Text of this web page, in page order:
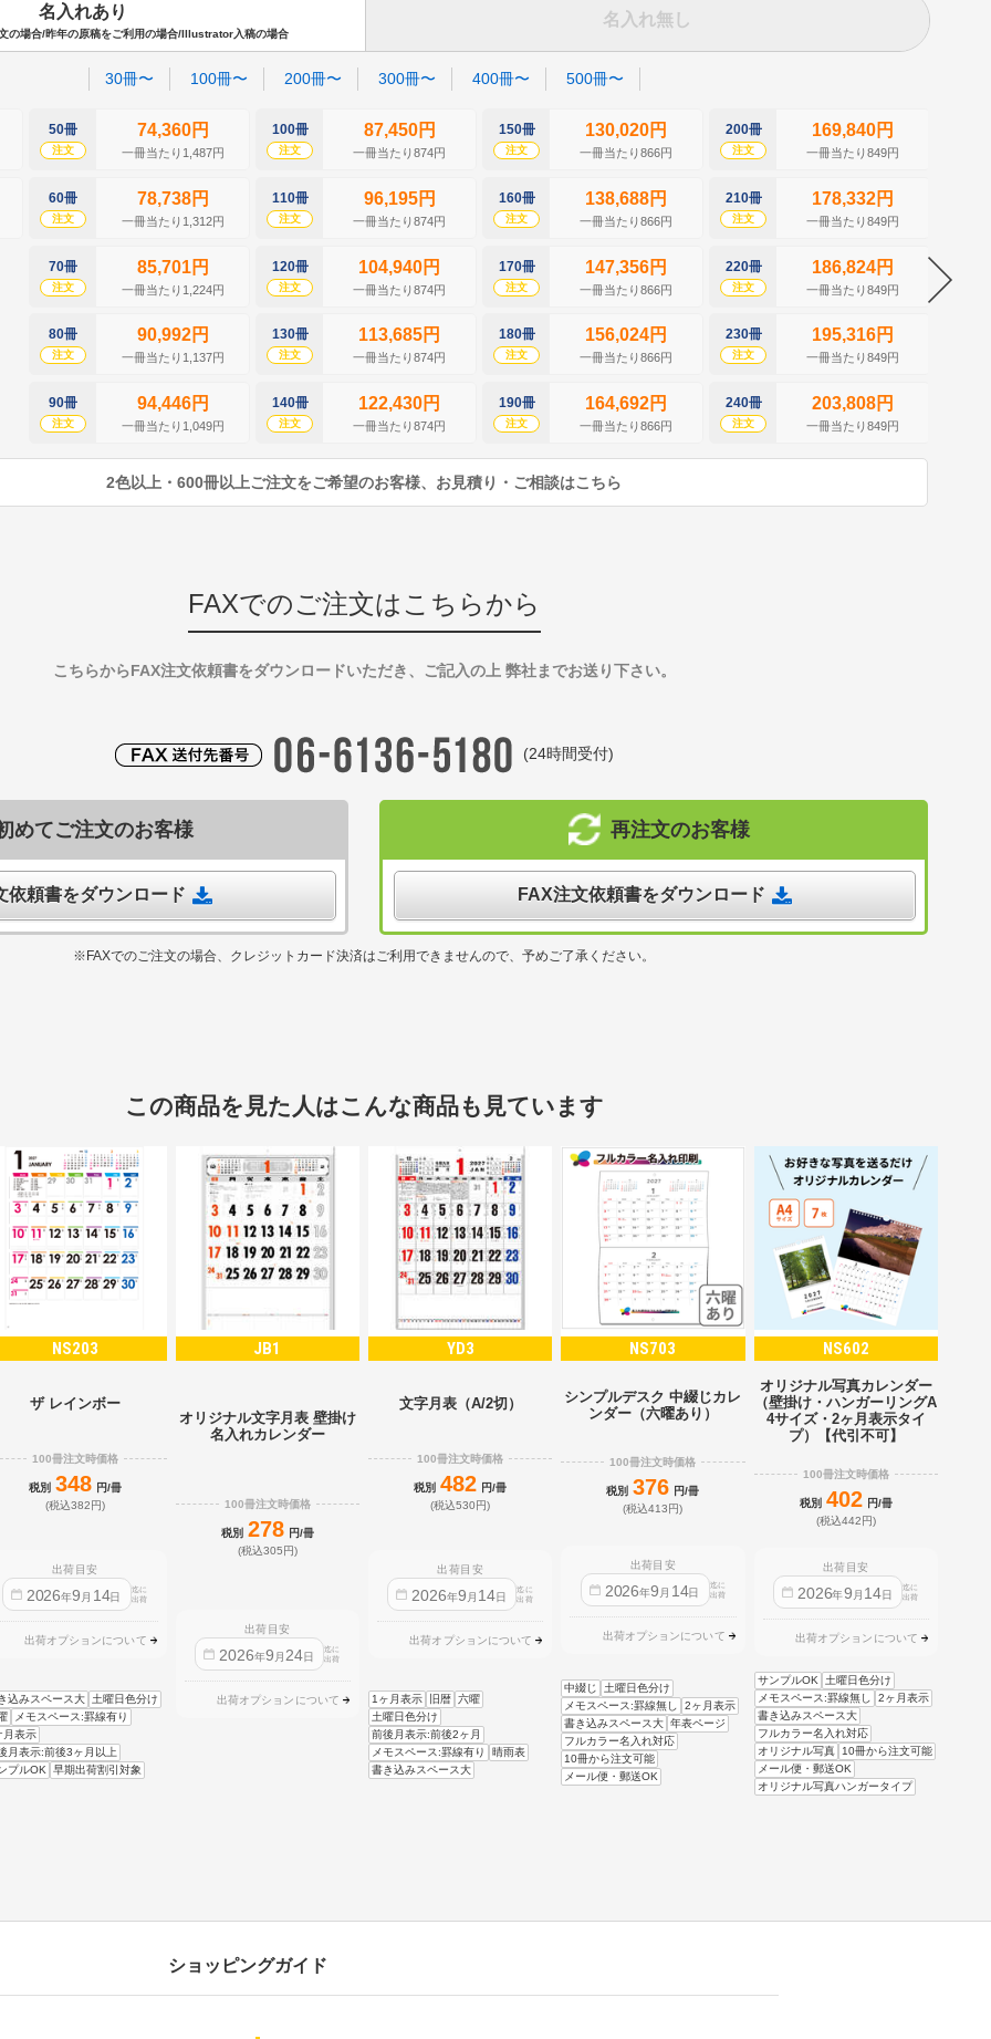
名入れあり
の場合/昨年の原稿をご利用の場合/Illustrator入稿の場合
名入れ無し
30冊〜 100冊〜 200冊〜 300冊〜 400冊〜 500冊〜
50冊
注文
74,360円
一冊当たり1,487円
60冊
注文
78,738円
一冊当たり1,312円
70冊
注文
85,701円
一冊当たり1,224円
80冊
注文
90,992円
一冊当たり1,137円
90冊
注文
94,446円
一冊当たり1,049円
100冊
注文
87,450円
一冊当たり874円
110冊
注文
96,195円
一冊当たり874円
120冊
注文
104,940円
一冊当たり874円
130冊
注文
113,685円
一冊当たり874円
140冊
注文
122,430円
一冊当たり874円
150冊
注文
130,020円
一冊当たり866円
160冊
注文
138,688円
一冊当たり866円
170冊
注文
147,356円
一冊当たり866円
180冊
注文
156,024円
一冊当たり866円
190冊
注文
164,692円
一冊当たり866円
200冊
注文
169,840円
一冊当たり849円
210冊
注文
178,332円
一冊当たり849円
220冊
注文
186,824円
一冊当たり849円
230冊
注文
195,316円
一冊当たり849円
240冊
注文
203,808円
一冊当たり849円
2色以上・600冊以上ご注文をご希望のお客様、お見積り・ご相談はこちら
FAXでのご注文はこちらから
こちらからFAX注文依頼書をダウンロードいただき、ご記入の上 弊社までお送り下さい。
(24時間受付)
めてご注文のお客様
依頼書をダウンロード
再注文のお客様
FAX注文依頼書をダウンロード
※FAXでのご注文の場合、クレジットカード決済はご利用できませんので、予めご了承ください。
この商品を見た人はこんな商品も見ています
NS203
ザ レインボー
100冊注文時価格
税別 348 円/冊
(税込382円)
出荷目安
2026年9 月 14日
迄に
出荷
出荷オプションについて
込みスペース大
土曜日色分け
メモスペース:罫線有り
月表示
月表示:前後3ヶ月以上
プルOK
早期出荷割引対象
JB1
オリジナル文字月表 壁掛け
名入れカレンダー
100冊注文時価格
税別 278 円/冊
(税込305円)
出荷目安
2026年9 月 24日
迄に
出荷
出荷オプションについて
YD3
文字月表（A/2切）
100冊注文時価格
税別 482 円/冊
(税込530円)
出荷目安
2026年9 月 14日
迄に
出荷
出荷オプションについて
1ヶ月表示 旧暦 六曜
土曜日色分け
前後月表示:前後2ヶ月
メモスペース:罫線有り
晴雨表
書き込みスペース大
NS703
シンプルデスク 中綴じカレ
ンダー（六曜あり）
100冊注文時価格
税別 376 円/冊
(税込413円)
出荷目安
2026年9 月 14日
迄に
出荷
出荷オプションについて
中綴じ
土曜日色分け
メモスペース:罫線無し
2ヶ月表示
書き込みスペース大 年表ページ
フルカラー名入れ対応
10冊から注文可能
メール便・郵送OK
NS602
オリジナル写真カレンダー
（壁掛け・ハンガーリングA
4サイズ・2ヶ月表示タイ
プ）【代引不可】
100冊注文時価格
税別 402 円/冊
(税込442円)
出荷目安
2026年9 月 14日
迄に
出荷
出荷オプションについて
サンプルOK 土曜日色分け
メモスペース:罫線無し
2ヶ月表示
書き込みスペース大
フルカラー名入れ対応
オリジナル写真 10冊から注文可能
メール便・郵送OK
オリジナル写真ハンガータイプ
ショッピングガイド